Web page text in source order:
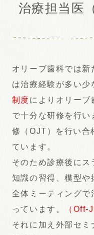
治療担当医
オリーブ歯科では新
は治療経験が多い少
制度によりオリーブ
で十分な研修を行い
修（OJT）を行い合
ています。
そのため診療後にス
知識の習得、模型や
全体ミーティングで
っています。
（Off-
それに加え外部セミ